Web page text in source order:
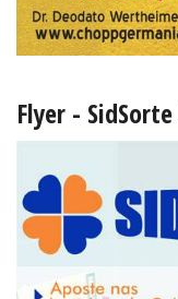
Flyer -